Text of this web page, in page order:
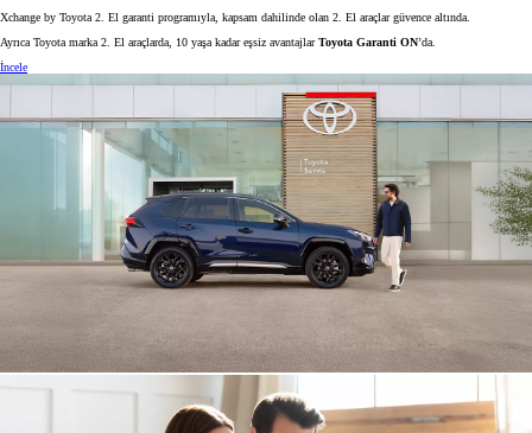
Xchange by Toyota 2. El garanti programıyla, kapsam dahilinde olan 2. El araçlar güvence altında.
Ayrıca Toyota marka 2. El araçlarda, 10 yaşa kadar eşsiz avantajlarToyota Garanti ON’da.
İncele